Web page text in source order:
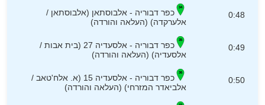
0:48
כפר דבוריה - אלבוסתאן (אלבוסתאן /
אלערקדה) (העלאה והורדה)
0:49
כפר דבוריה - אלסעדיה 27 (בית אבות /
אלסעדיה) (העלאה והורדה)
0:50
כפר דבוריה - אלסעדיה 15 (א. אלח'טאב /
אלביאדר המזרחי) (העלאה והורדה)